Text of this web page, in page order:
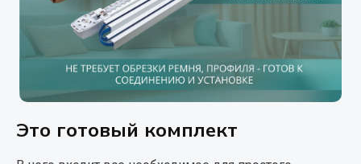
Это готовый комплект